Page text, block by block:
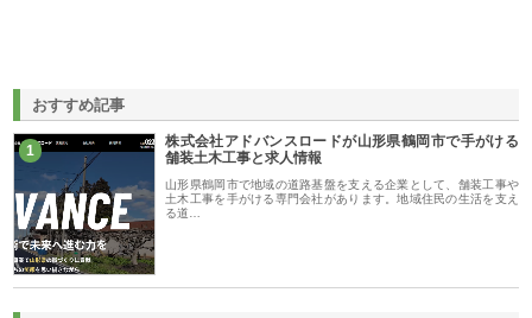
おすすめ記事
1
株式会社アドバンスロードが山形県鶴岡市で手がける
舗装土木工事と求人情報
山形県鶴岡市で地域の道路基盤を支える企業として、舗装工事や
土木工事を手がける専門会社があります。地域住民の生活を支え
る道…